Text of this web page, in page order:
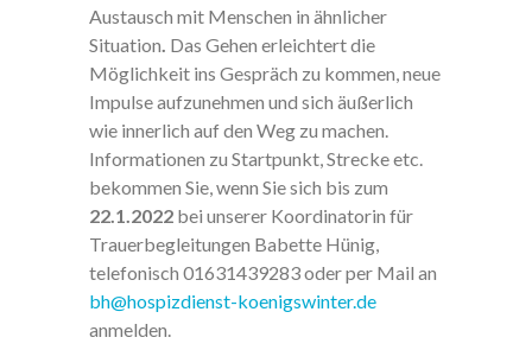
Austausch mit Menschen in ähnlicher
Situation. Das Gehen erleichtert die
Möglichkeit ins Gespräch zu kommen, neue
Impulse aufzunehmen und sich äußerlich
wie innerlich auf den Weg zu machen.
Informationen zu Startpunkt, Strecke etc.
bekommen Sie, wenn Sie sich bis zum
22.1.2022bei unserer Koordinatorin für
Trauerbegleitungen Babette Hünig,
telefonisch 01631439283 oder per Mail an
bh@hospizdienst-koenigswinter.de
anmelden.